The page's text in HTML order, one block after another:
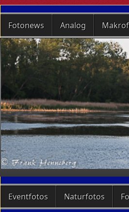
Fotonews Analog
Eventfotos Naturfotos